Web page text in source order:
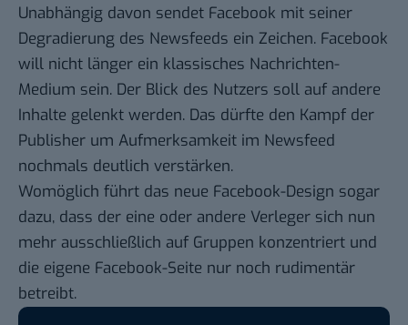
Unabhängig davon sendet Facebook mit seiner
Degradierung des Newsfeeds ein Zeichen. Facebook
will nicht länger ein klassisches Nachrichten-
Medium sein. Der Blick des Nutzers soll auf andere
Inhalte gelenkt werden. Das dürfte den Kampf der
Publisher um Aufmerksamkeit im Newsfeed
nochmals deutlich verstärken.
Womöglich führt das neue Facebook-Design sogar
dazu, dass der eine oder andere Verleger sich nun
mehr ausschließlich auf Gruppen konzentriert und
die eigene Facebook-Seite nur noch rudimentär
betreibt.